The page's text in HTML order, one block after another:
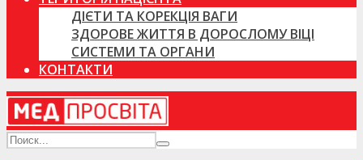
ДІЄТИ ТА КОРЕКЦІЯ ВАГИ
ЗДОРОВЕ ЖИТТЯ В ДОРОСЛОМУ ВІЦІ
СИСТЕМИ ТА ОРГАНИ
КОНТАКТИ